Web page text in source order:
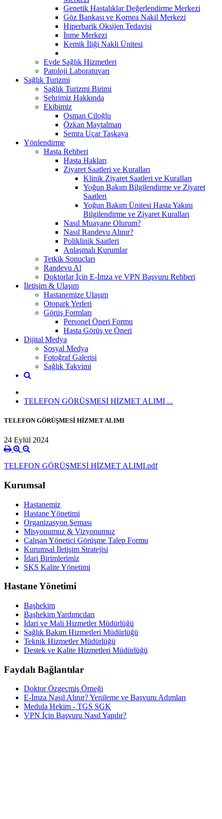
Genetik Hastalıklar Değerlendirme Merkezi
Göz Bankası ve Kornea Nakil Merkezi
Hiperbarik Oksijen Tedavisi
İnme Merkezi
Kemik İliği Nakli Ünitesi
Evde Sağlık Hizmetleri
Patoloji Laboratuvarı
Sağlık Turizmi
Sağlık Turizmi Birimi
Şehrimiz Hakkında
Ekibimiz
Osman Çiloğlu
Özkan Maytalman
Semra Uçar Taşkaya
Yönlendirme
Hasta Rehberi
Hasta Hakları
Ziyaret Saatleri ve Kuralları
Klinik Ziyaret Saatleri ve Kuralları
Yoğun Bakım Bilgilendirme ve Ziyaret
Saatleri
Yoğun Bakım Ünitesi Hasta Yakını
Bilgilendirme ve Ziyaret Kuralları
Nasıl Muayane Olurum?
Nasıl Randevu Alınır?
Poliklinik Saatleri
Anlaşmalı Kurumlar
Tetkik Sonuçları
Randevu Al
Doktorlar İçin E-İmza ve VPN Başvuru Rehberi
İletişim & Ulaşım
Hastanemize Ulaşım
Otopark Yerleri
Görüş Formları
Personel Öneri Formu
Hasta Görüş ve Öneri
Dijital Medya
Sosyal Medya
Fotoğraf Galerisi
Sağlık Takvimi
TELEFON GÖRÜŞMESİ HİZMET ALIMI ...
TELEFON GÖRÜŞMESİ HİZMET ALIMI
24 Eylül 2024
TELEFON GÖRÜŞMESİ HİZMET ALIMI.pdf
Kurumsal
Hastanemiz
Hastane Yönetimi
Organizasyon Şeması
Misyonumuz & Vizyonumuz
Çalışan Yönetici Görüşme Talep Formu
Kurumsal İletişim Stratejisi
İdari Birimlerimiz
SKS Kalite Yönetimi
Hastane Yönetimi
Başhekim
Başhekim Yardımcıları
İdari ve Mali Hizmetler Müdürlüğü
Sağlık Bakım Hizmetleri Müdürlüğü
Teknik Hizmetler Müdürlüğü
Destek ve Kalite Hizmetleri Müdürlüğü
Faydalı Bağlantılar
Doktor Özgeçmiş Örneği
E-İmza Nasıl Alınır? Yenileme ve Başvuru Adımları
Medula Hekim - TGS SGK
VPN İçin Başvuru Nasıl Yapılır?